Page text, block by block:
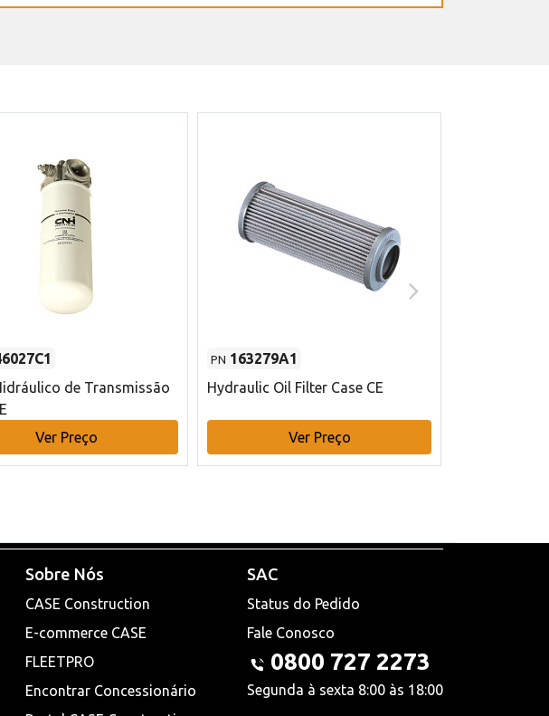
de Transmissão
Ver Preço
PN 163279A1
Hydraulic Oil Filter Case CE
Ver Preço
Sobre Nós
CASE Construction
E-commerce CASE
FLEETPRO
Encontrar Concessionário
SAC
Status do Pedido
Fale Conosco
0800 727 2273
Segunda à sexta 8:00 às 18:00